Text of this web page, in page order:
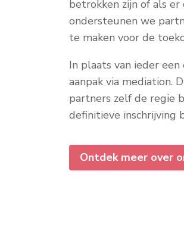
betrokken zijn of als
ondersteunen we
te maken voor de
In plaats van ieder
aanpak via mediation.
partners zelf de regie
definitieve inschrijving
Ontdek meer over